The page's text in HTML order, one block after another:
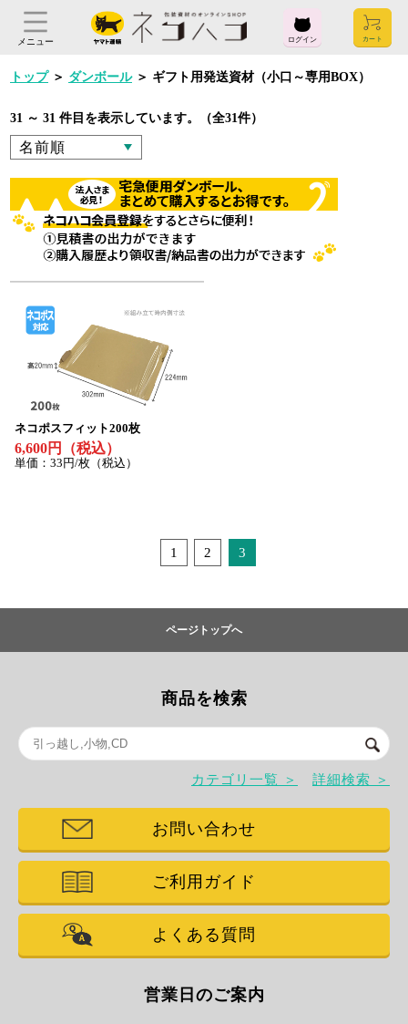
メニュー ログイン
お気に入り 閲覧履歴 見積履歴
お問い合わせ
ご利用ガイド
よくある質問
ヤマト運輸株式会社
〒104-8125
東京都中央区銀座2-16-10
会社概要
特定商取引法について
利用規約
トップ ＞ ダンボール ＞ ギフト用発送資材（小口～専用BOX）
31 ～ 31 件目を表示しています。（全31件）
ネコポスフィット200枚
6,600円（税込）
単価：33円/枚（税込）
1 2 3
ページトップへ
商品を検索
カテゴリ一覧 ＞ 詳細検索 ＞
お問い合わせ
ご利用ガイド
よくある質問
営業日のご案内